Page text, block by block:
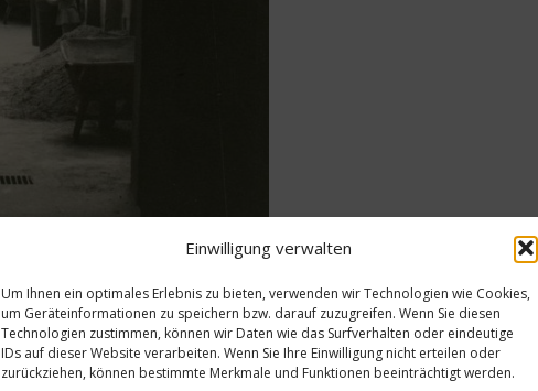
Einwilligung verwalten
Um Ihnen ein optimales Erlebnis zu bieten, verwenden wir Technologien wie Cookies,
um Geräteinformationen zu speichern bzw. darauf zuzugreifen. Wenn Sie diesen
Technologien zustimmen, können wir Daten wie das Surfverhalten oder eindeutige
IDs auf dieser Website verarbeiten. Wenn Sie Ihre Einwilligung nicht erteilen oder
zurückziehen, können bestimmte Merkmale und Funktionen beeinträchtigt werden.